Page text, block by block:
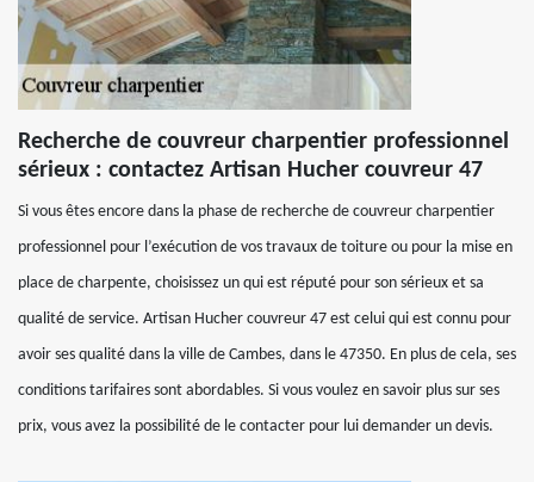
Recherche de couvreur charpentier professionnel
sérieux : contactez Artisan Hucher couvreur 47
Si vous êtes encore dans la phase de recherche de couvreur charpentier
professionnel pour l’exécution de vos travaux de toiture ou pour la mise en
place de charpente, choisissez un qui est réputé pour son sérieux et sa
qualité de service. Artisan Hucher couvreur 47 est celui qui est connu pour
avoir ses qualité dans la ville de Cambes, dans le 47350. En plus de cela, ses
conditions tarifaires sont abordables. Si vous voulez en savoir plus sur ses
prix, vous avez la possibilité de le contacter pour lui demander un devis.